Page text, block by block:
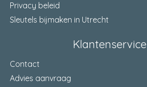
Privacy beleid
Sleutels bijmaken in Utrecht
Klantenservice
Contact
Advies aanvraag